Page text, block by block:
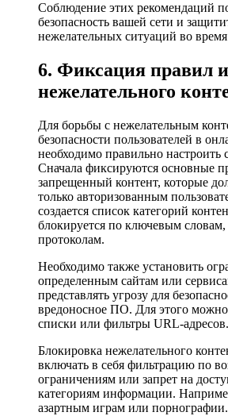
Соблюдение этих рекомендаций
безопасность вашей сети и
нежелательных ситуаций во
6. Фиксация правил
нежелательного
Для борьбы с нежелательным
безопасности пользователей в
необходимо правильно настроить
Сначала фиксируются основные
запрещенный контент, которые
только авторизованным
создается список категорий
блокируется по ключевым словам,
протоколам.
Необходимо также установить
определенным сайтам или
представлять угрозу для
вредоносное ПО. Для этого можно
списки или фильтры URL-адресов.
Блокировка нежелательного
включать в себя фильтрацию по
ограничениям или запрет на
категориям информации.
азартным играм или порнографии.